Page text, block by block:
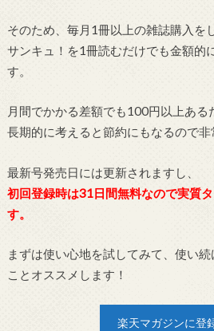
そのため、毎月1冊以上の雑誌購入を
サンキュ！を1冊読むだけでも金額的
す。
月間でかかる差額でも100円以上ある
長期的に考えると節約にもなるので非
最新号発売日には更新されますし、
初回登録時は31日間無料なので実質
す。
まずは使い心地を試してみて、使い
ことオススメします！
楽天マガジンに登